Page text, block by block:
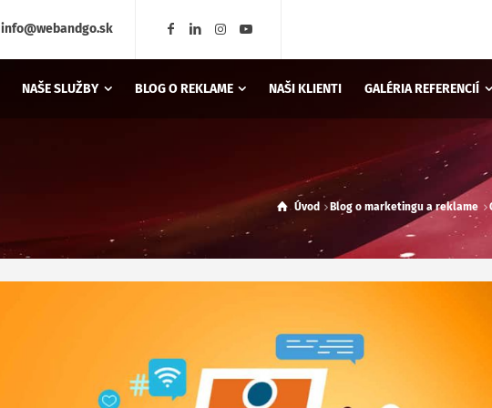
info@webandgo.sk
NAŠE SLUŽBY BLOG O REKLAME NAŠI KLIENTI GALÉRIA REFERENCIÍ
Úvod Blog o marketingu a reklame